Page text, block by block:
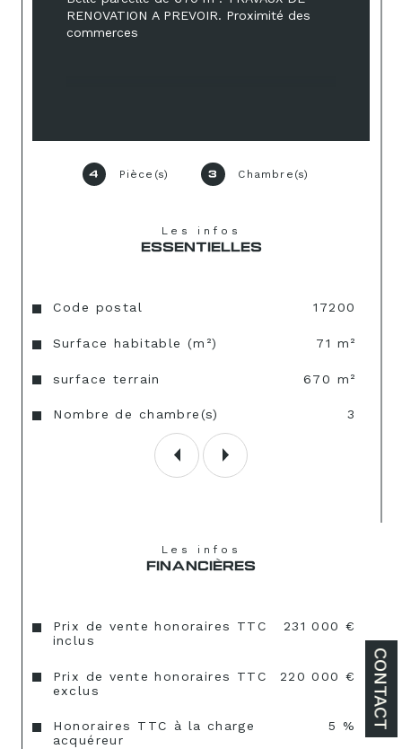
CONTACT
4 Pièce(s) 3 Chambre(s)
Les infos
ESSENTIELLES
Caractéristiques Valeurs
Code postal 17200
Surface habitable (m²) 71 m²
surface terrain 670 m²
Nombre de chambre(s) 3
RENOVATION A PREVOIR. Proximité des
commerces
Les infos
FINANCIÈRES
Prix de vente honoraires TTC
inclus
231 000 €
Prix de vente honoraires TTC
exclus
220 000 €
Honoraires TTC à la charge
acquéreur
5 %